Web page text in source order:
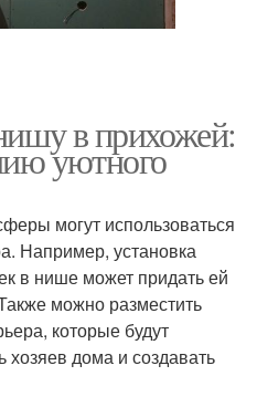
в прихожей:
уютного
могут использоваться
Например, установка
в нише может придать ей
можно разместить
которые будут
хозяев дома и создавать